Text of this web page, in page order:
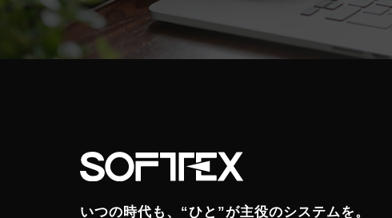
いつの時代も、“ひと”が主役のシステムを。